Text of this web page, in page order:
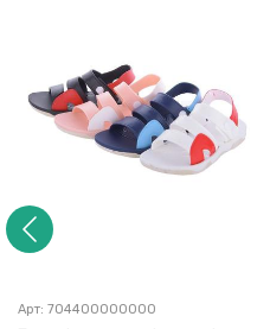
Арт: 704400000000